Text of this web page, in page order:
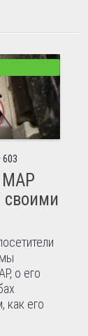
603
своими
о его
как его